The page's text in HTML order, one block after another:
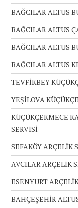
BAĞCILAR ALTUS
BAĞCILAR ALTUS
BAĞCILAR ALTUS
BAĞCILAR ALTUS
TEVFİKBEY
YEŞİLOVA
KÜÇÜKÇEKMECE
SERVİSİ
SEFAKÖY ARÇELİK
AVCILAR ARÇELİK
ESENYURT
BAHÇEŞEHİR